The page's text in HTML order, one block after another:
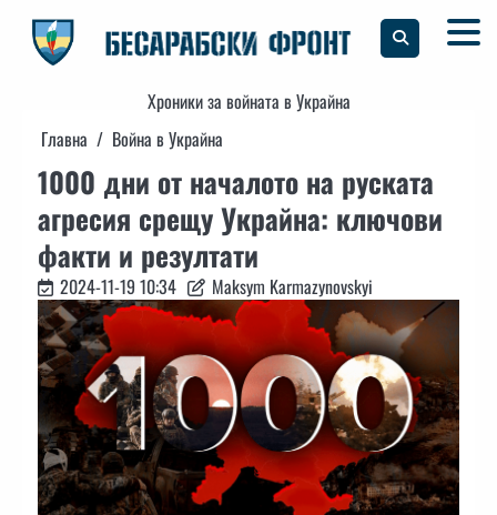
content
Хроники за войната в Украйна
Главна
Война в Украйна
1000 дни от началото на руската
агресия срещу Украйна: ключови
факти и резултати
2024-11-19 10:34 Maksym Karmazynovskyi